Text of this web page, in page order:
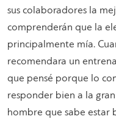
sus colaboradores la
comprenderán que la
principalmente mía.
recomendara un
que pensé porque lo
responder bien a la
hombre que sabe estar